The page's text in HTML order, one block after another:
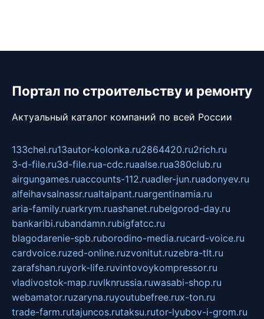
Портал по строительству и ремонту
Актуальный каталог компаний по всей России
133chel.ru13autor-kolonka.ru2864420.ru2rich.ru
3-d-file.ru3d-file.rua-cdc.ruaalse.rua380club.ru
airgungames.ruaccounts-112.ruadler-jun.ruadonyev.ru
alfeihavsalnassr.rualtaipant.ruargentinamia.ru
aria-family.ruarkrym.ruashanet.rubelgorod-day.ru
bankaribi.rubandamn.rubigfatcc.ru
blagodarenie-spb.ruborodino-media.rucard-voice.ru
cardvoice.ruzed-online.ruzvonitut.ruzebra-tlt.ru
zarafshan.ruyork-life.ruvintovoykompressor.ru
vladivostok-map.ruvlknrussia.ruwasabi-shop.ru
webamator.ruzaryna.ruyoutubefree.rux-ton.ru
trade-farm.rutajuncos.rutaksu.rutor-lyubov-i-grom.ru